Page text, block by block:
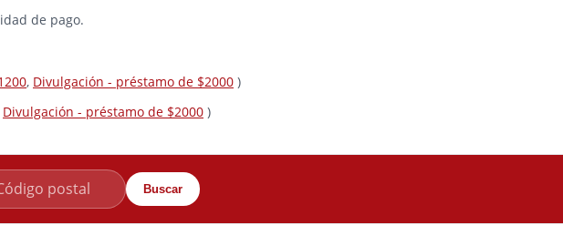
de pago.
, Divulgación - préstamo de $2000 )
Divulgación - préstamo de $2000 )
Buscar